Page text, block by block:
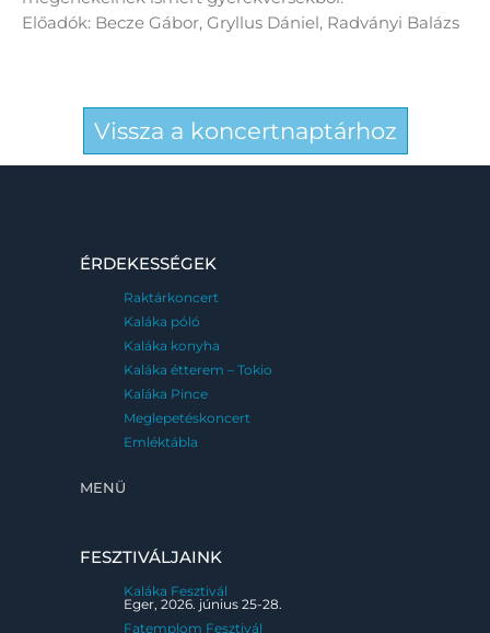
Előadók: Becze Gábor, Gryllus Dániel, Radványi Balázs
Vissza a koncertnaptárhoz
ÉRDEKESSÉGEK
Raktárkoncert
Kaláka póló
Kaláka konyha
Kaláka étterem – Tokio
Kaláka Pince
Meglepetéskoncert
Emléktábla
MENÜ
FESZTIVÁLJAINK
Kaláka Fesztivál
Eger, 2026. június 25-28.
Fatemplom Fesztivál